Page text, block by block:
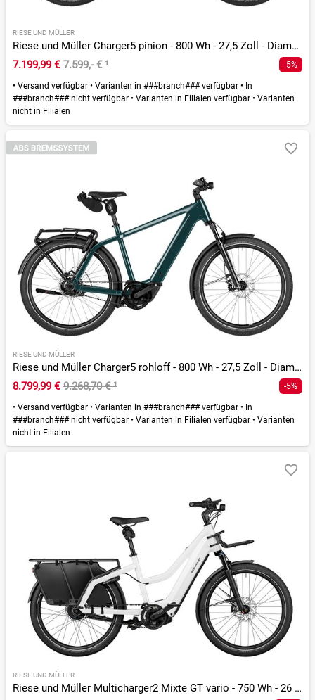
RIESE UND MÜLLER
Riese und Müller Charger5 pinion - 800 Wh - 27,5 Zoll - Diamant - 2026
7.199,99 € 7.599,- €¹ -5%
• Versand verfügbar • Varianten in ###branch### verfügbar • In
###branch### nicht verfügbar • Varianten in Filialen verfügbar • Varianten
nicht in Filialen
RIESE UND MÜLLER
Riese und Müller Charger5 rohloff - 800 Wh - 27,5 Zoll - Diamant - 2026
8.799,99 € 9.268,70 €¹ -5%
• Versand verfügbar • Varianten in ###branch### verfügbar • In
###branch### nicht verfügbar • Varianten in Filialen verfügbar • Varianten
nicht in Filialen
RIESE UND MÜLLER
Riese und Müller Multicharger2 Mixte GT vario - 750 Wh - 26 Zoll - Longtail